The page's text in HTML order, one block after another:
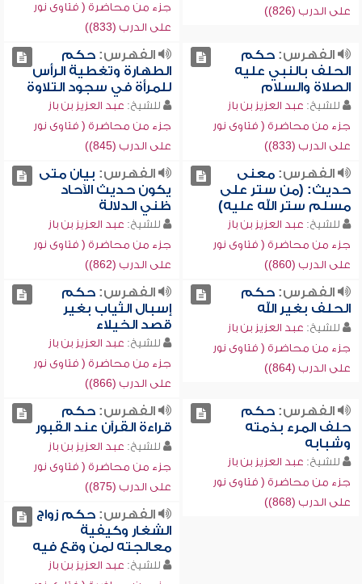
على الدرب (826))
جزء من محاضرة ( فتاوى نور
على الدرب (833))
الفهرس:حكم
الحلف بالنبي عليه
الصلاة والسلام
للشيخ: عبد العزيز بن باز
جزء من محاضرة ( فتاوى نور
على الدرب (833))
الفهرس:حكم
الطهارة وتغطية الرأس
للمرأة في سجود التلاوة
للشيخ: عبد العزيز بن باز
جزء من محاضرة ( فتاوى نور
على الدرب (845))
الفهرس:معنى
حديث: (من ستر على
مسلم ستر الله عليه)
للشيخ: عبد العزيز بن باز
جزء من محاضرة ( فتاوى نور
على الدرب (860))
الفهرس: بيان متى
يكون حديث الآحاد
ظني الدلالة
للشيخ: عبد العزيز بن باز
جزء من محاضرة ( فتاوى نور
على الدرب (862))
الفهرس:حكم
الحلف بغير الله
للشيخ: عبد العزيز بن باز
جزء من محاضرة ( فتاوى نور
على الدرب (864))
الفهرس:حكم
إسبال الثياب بغير
قصد الخيلاء
للشيخ: عبد العزيز بن باز
جزء من محاضرة ( فتاوى نور
على الدرب (866))
الفهرس:حكم
حلف المرء بذمته
وشبابه
للشيخ: عبد العزيز بن باز
جزء من محاضرة ( فتاوى نور
على الدرب (868))
الفهرس:حكم
قراءة القرآن عند القبور
للشيخ: عبد العزيز بن باز
جزء من محاضرة ( فتاوى نور
على الدرب (875))
الفهرس:حكم زواج
الشغار وكيفية
معالجته لمن وقع فيه
للشيخ: عبد العزيز بن باز